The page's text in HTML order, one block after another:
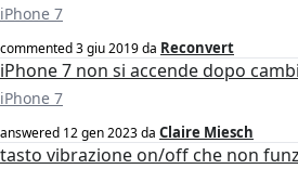
iPhone 7
commented3 giu 2019da Reconvert
iPhone 7 non si accende dopo
iPhone 7
answered 12 gen 2023da Claire Miesch
tasto vibrazione on/off che non